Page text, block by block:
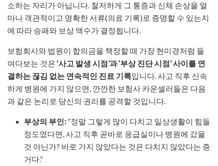
소하는 자리가 아닙니다. 철저하게 그 통증과 신체 손상을 얼
마나 객관적이고 명확한 서류(의료 기록)로 증명할 수 있는지
에 따라 승패와 보상 액수가 결정됩니다.
보험회사와 법원이 합의금을 책정할 때 가장 현미경처럼 들
여다보는 것은 ‘사고 발생 시점’과 ‘부상 진단 시점’ 사이를 연
결하는 끊김 없는 연속적인 진료 기록입니다. 사고 직후 신속
하게 병원에 가지 않으면, 깐깐한 보험사 카운셀러들은 다음
과 같은 논리로 당신의 권리를 공격할 것입니다.
부상의 부인: “정말 그렇게 많이 다치고 일상생활이 힘들
정도였다면, 사고 직후 곧바로 응급실이나 병원에 갔을
것 아닌가? 바로 가지 않았다는 것은 다치지 않았다는 증
거다.”